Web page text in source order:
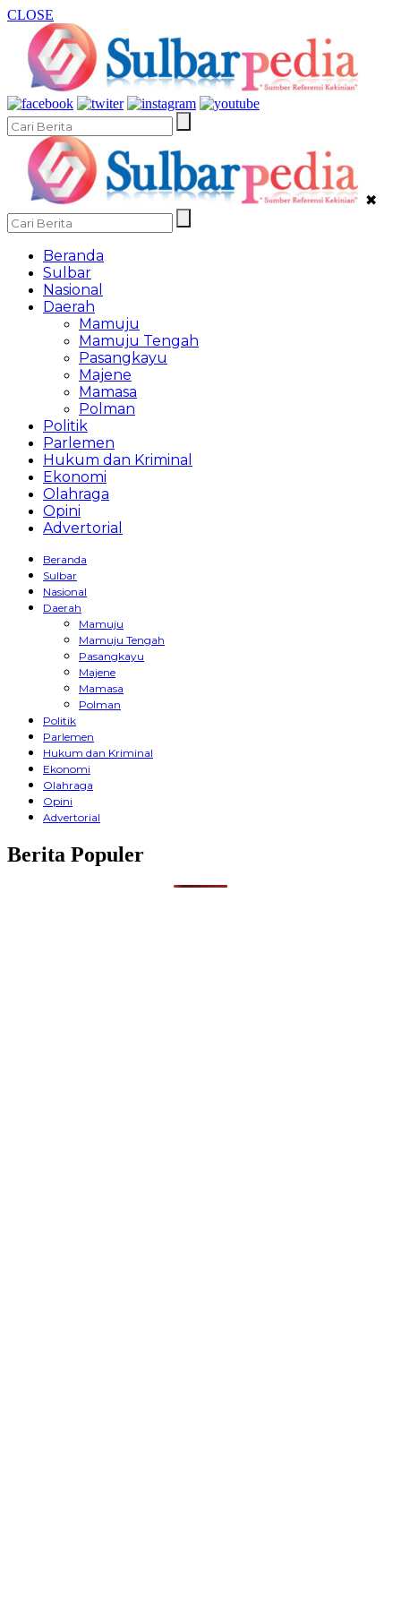
CLOSE
✖
Beranda
Sulbar
Nasional
Daerah
Mamuju
Mamuju Tengah
Pasangkayu
Majene
Mamasa
Polman
Politik
Parlemen
Hukum dan Kriminal
Ekonomi
Olahraga
Opini
Advertorial
Beranda
Sulbar
Nasional
Daerah
Mamuju
Mamuju Tengah
Pasangkayu
Majene
Mamasa
Polman
Politik
Parlemen
Hukum dan Kriminal
Ekonomi
Olahraga
Opini
Advertorial
Berita Populer